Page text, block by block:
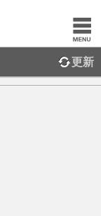
更新